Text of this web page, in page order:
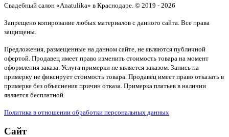
Свадебный салон «Anatulika» в Краснодаре. © 2019 - 2026
Запрещено копирование любых материалов с данного сайта. Все права
защищены.
Предложения, размещенные на данном сайте, не являются публичной
офертой. Продавец имеет право изменить стоимость товара на момент
оформления заказа. Услуга примерки не является заказом. Запись на
примерку не фиксирует стоимость товара. Продавец имеет право отказать в
примерке без объяснения причин отказа. Примерка платьев в наличии
является бесплатной.
Политика в отношении обработки персональных данных
Сайт